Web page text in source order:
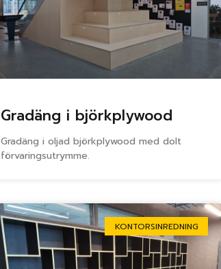
Gradäng i björkplywood
Gradäng i oljad björkplywood med dolt
förvaringsutrymme.
KONTORSINREDNING